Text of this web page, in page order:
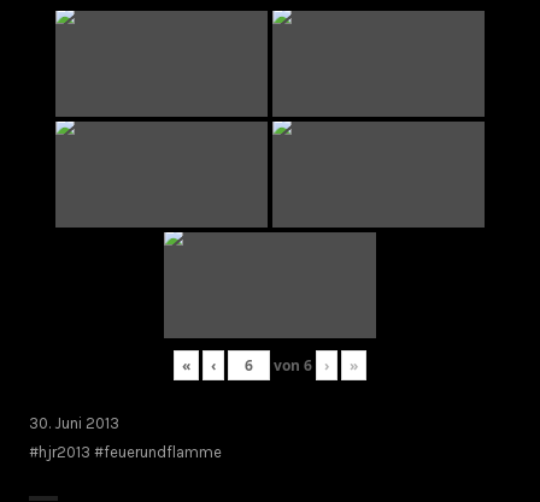
« ‹ von 6 › »
30. Juni 2013
#hjr2013 #feuerundflamme